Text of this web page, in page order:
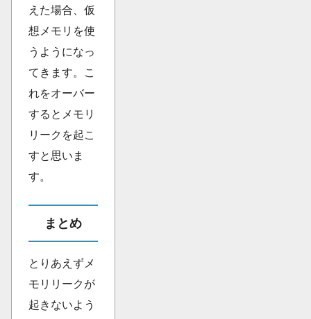
えた場合、仮
想メモリを使
うようになっ
てきます。こ
れをオーバー
するとメモリ
リークを起こ
すと思いま
す。
まとめ
とりあえずメ
モリリークが
起きないよう